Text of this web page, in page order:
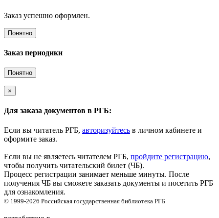
Заказ успешно оформлен.
Понятно
Заказ периодики
Понятно
×
Для заказа документов в РГБ:
Если вы читатель РГБ, авторизуйтесь в личном кабинете и
оформите заказ.
Если вы не являетесь читателем РГБ, пройдите регистрацию,
чтобы получить читательский билет (ЧБ).
Процесс регистрации занимает меньше минуты. После
получения ЧБ вы сможете заказать документы и посетить РГБ
для ознакомления.
© 1999-2026 Российская государственная библиотека РГБ